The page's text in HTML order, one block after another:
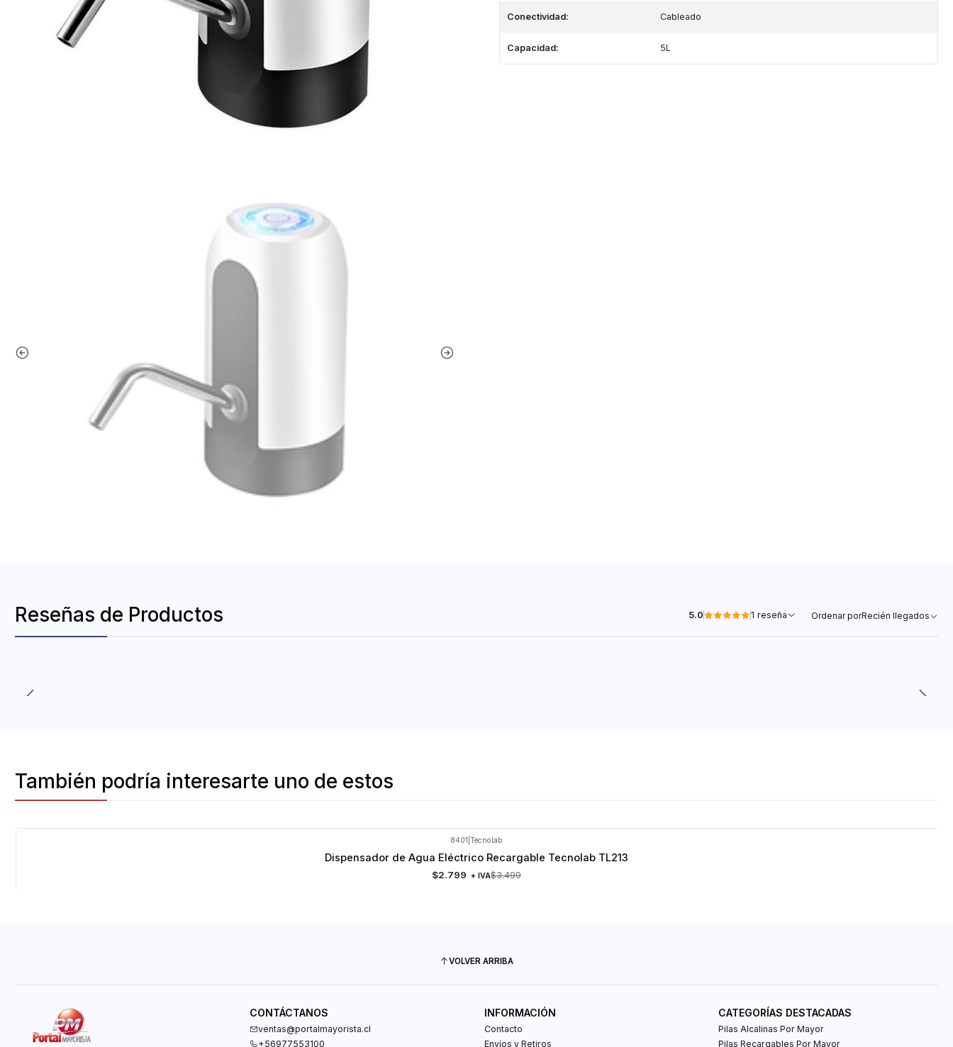
Conectividad: Cableado
Capacidad: 5L
Reseñas de Productos 5.0 1 reseña Ordenar porRecién llegados
También podría interesarte uno de estos
8401 Tecnolab
Dispensador de Agua Eléctrico Recargable Tecnolab TL213
$2.799 + IVA$3.499
VOLVER ARRIBA
CONTÁCTANOS
ventas@portalmayorista.cl
+56977553100
INFORMACIÓN
Contacto
Envíos y Retiros
CATEGORÍAS DESTACADAS
Pilas Alcalinas Por Mayor
Pilas Recargables Por Mayor